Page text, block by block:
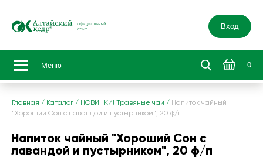
Вход
Меню 0
Главная / Каталог / НОВИНКИ! Травяные чаи / Напиток чайный
"Хороший Сон с лавандой и пустырником", 20 ф/п
Напиток чайный "Хороший Сон с
лавандой и пустырником", 20 ф/п